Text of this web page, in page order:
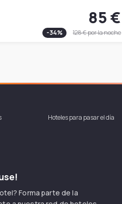
85 €
-34% 128 €por la noche
Hoteles para pasar el día
Forma parte de la